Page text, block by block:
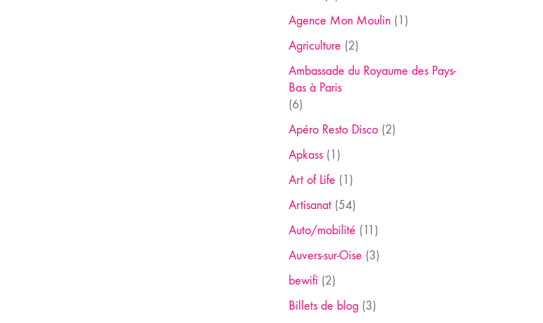
Agence Mon Moulin(1)
Agriculture (2)
Ambassade du Royaume des Pays-
Bas à Paris
(6)
Apéro Resto Disco(2)
Apkass(1)
Art of Life (1)
Artisanat(54)
Auto/mobilité (11)
Auvers-sur-Oise (3)
bewifi (2)
Billets de blog(3)